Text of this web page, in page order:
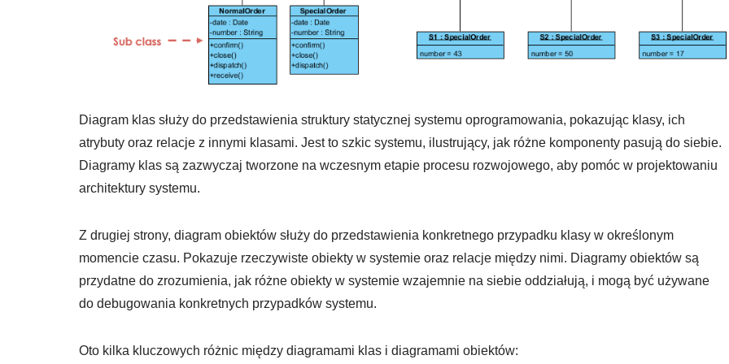
Diagram klas służy do przedstawienia struktury statycznej systemu oprogramowania, pokazując klasy, ich
atrybuty oraz relacje z innymi klasami. Jest to szkic systemu, ilustrujący, jak różne komponenty pasują do siebie.
Diagramy klas są zazwyczaj tworzone na wczesnym etapie procesu rozwojowego, aby pomóc w projektowaniu
architektury systemu.
Z drugiej strony, diagram obiektów służy do przedstawienia konkretnego przypadku klasy w określonym
momencie czasu. Pokazuje rzeczywiste obiekty w systemie oraz relacje między nimi. Diagramy obiektów są
przydatne do zrozumienia, jak różne obiekty w systemie wzajemnie na siebie oddziałują, i mogą być używane
do debugowania konkretnych przypadków systemu.
Oto kilka kluczowych różnic między diagramami klas i diagramami obiektów: